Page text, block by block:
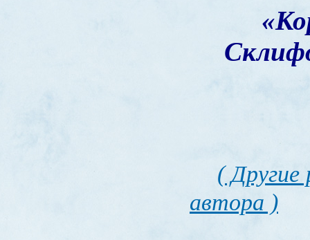
(
автора )